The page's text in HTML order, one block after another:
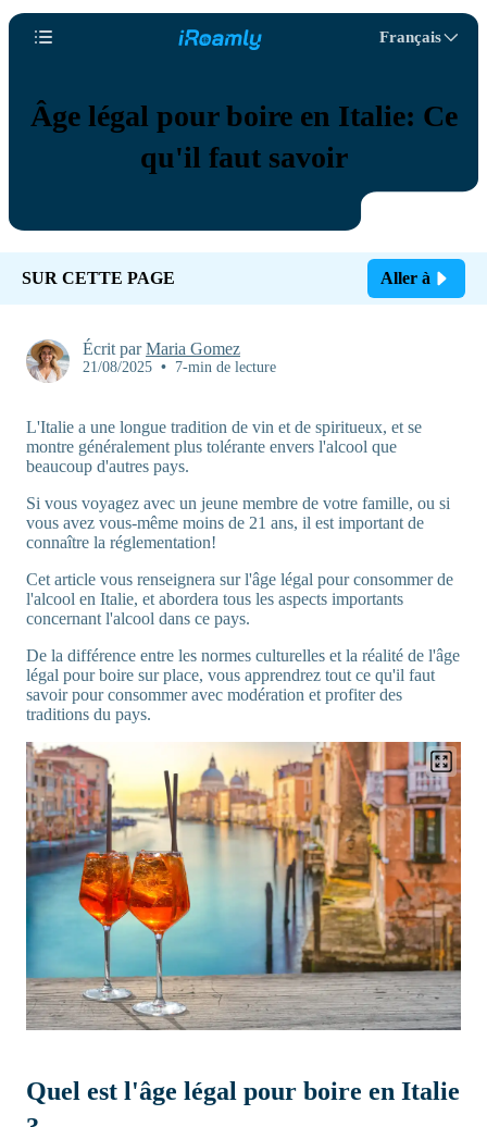
Français
Âge légal pour boire en Italie: Ce
qu'il faut savoir
SUR CETTE PAGE Aller à
Écrit parMaria Gomez
21/08/2025 • 7-min de lecture
L'Italie a une longue tradition de vin et de spiritueux, et se
montre généralement plus tolérante envers l'alcool que
beaucoup d'autres pays.
Si vous voyagez avec un jeune membre de votre famille, ou si
vous avez vous-même moins de 21 ans, il est important de
connaître la réglementation!
Cet article vous renseignera sur l'âge légal pour consommer de
l'alcool en Italie, et abordera tous les aspects importants
concernant l'alcool dans ce pays.
De la différence entre les normes culturelles et la réalité de l'âge
légal pour boire sur place, vous apprendrez tout ce qu'il faut
savoir pour consommer avec modération et profiter des
traditions du pays.
Quel est l'âge légal pour boire en Italie